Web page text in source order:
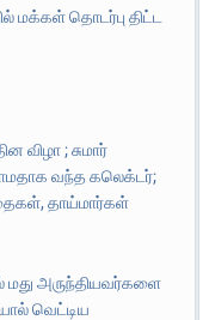
மக்கள் தொடர்பு திட்ட
விழா ; சுமார்
வந்த கலெக்டர்;
தாய்மார்கள்
மது அருந்தியவர்களை
வெட்டிய